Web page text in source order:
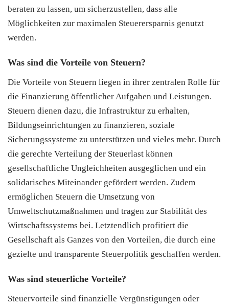
beraten zu lassen, um sicherzustellen, dass alle
Möglichkeiten zur maximalen Steuerersparnis genutzt
werden.
Was sind die Vorteile von Steuern?
Die Vorteile von Steuern liegen in ihrer zentralen Rolle für
die Finanzierung öffentlicher Aufgaben und Leistungen.
Steuern dienen dazu, die Infrastruktur zu erhalten,
Bildungseinrichtungen zu finanzieren, soziale
Sicherungssysteme zu unterstützen und vieles mehr. Durch
die gerechte Verteilung der Steuerlast können
gesellschaftliche Ungleichheiten ausgeglichen und ein
solidarisches Miteinander gefördert werden. Zudem
ermöglichen Steuern die Umsetzung von
Umweltschutzmaßnahmen und tragen zur Stabilität des
Wirtschaftssystems bei. Letztendlich profitiert die
Gesellschaft als Ganzes von den Vorteilen, die durch eine
gezielte und transparente Steuerpolitik geschaffen werden.
Was sind steuerliche Vorteile?
Steuervorteile sind finanzielle Vergünstigungen oder